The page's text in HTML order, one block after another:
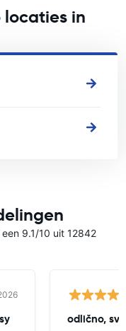
in
in Ouarzazate
9.1/10 uit 12842
odlično,